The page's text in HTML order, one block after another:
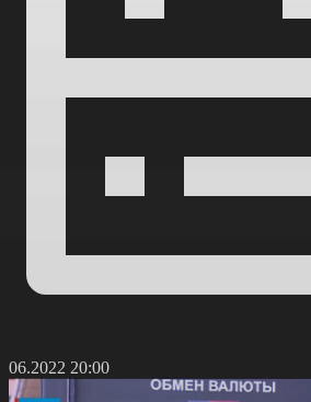
20:00